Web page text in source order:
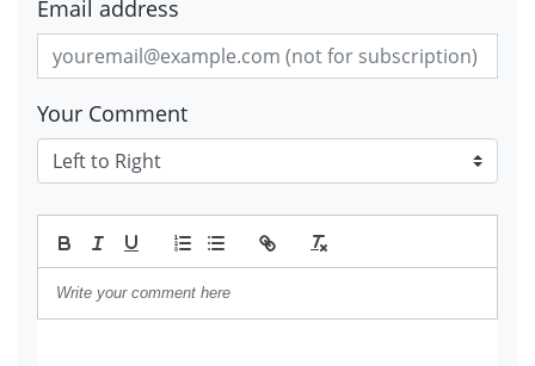
Email address
Your Comment